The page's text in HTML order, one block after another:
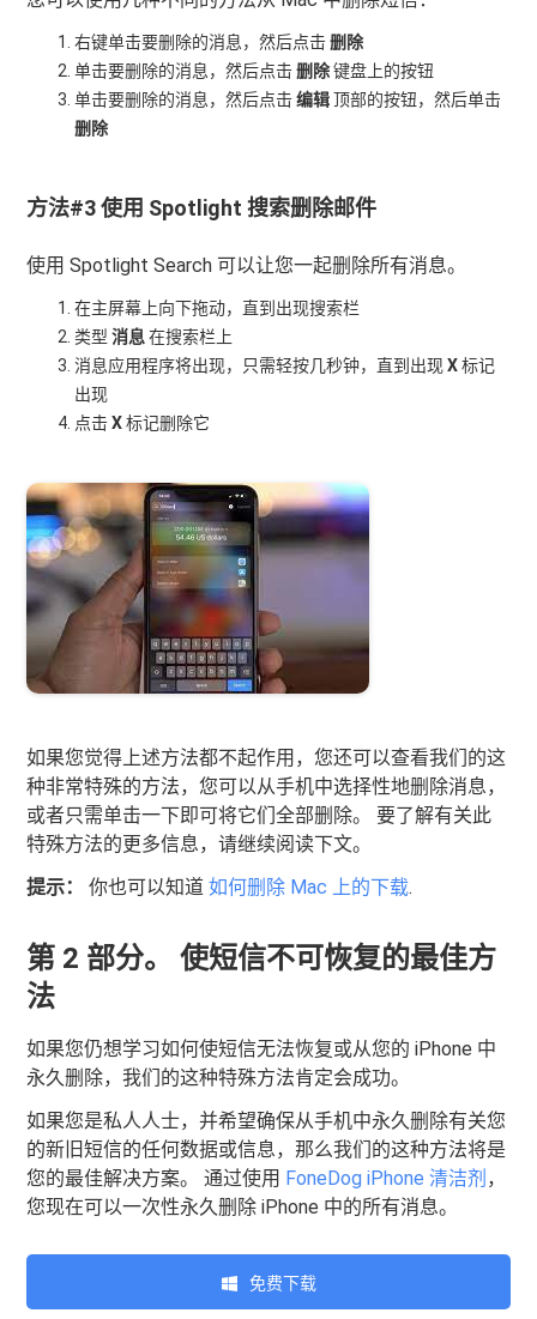
右键单击要删除的消息，然后点击删除
单击要删除的消息，然后点击删除键盘上的按钮
单击要删除的消息，然后点击编辑顶部的按钮，然后单击
删除
方法#3 使用 Spotlight 搜索删除邮件
使用 Spotlight Search 可以让您一起删除所有消息。
在主屏幕上向下拖动，直到出现搜索栏
类型消息在搜索栏上
消息应用程序将出现，只需轻按几秒钟，直到出现X标记
出现
点击X标记删除它
如果您觉得上述方法都不起作用，您还可以查看我们的这
种非常特殊的方法，您可以从手机中选择性地删除消息，
或者只需单击一下即可将它们全部删除。 要了解有关此
特殊方法的更多信息，请继续阅读下文。
提示：
你也可以知道如何删除 Mac 上的下载.
第 2 部分。 使短信不可恢复的最佳方
法
如果您仍想学习如何使短信无法恢复或从您的 iPhone 中
永久删除，我们的这种特殊方法肯定会成功。
如果您是私人人士，并希望确保从手机中永久删除有关您
的新旧短信的任何数据或信息，那么我们的这种方法将是
您的最佳解决方案。 通过使用 FoneDog iPhone 清洁剂 ，
您现在可以一次性永久删除 iPhone 中的所有消息。
免费下载